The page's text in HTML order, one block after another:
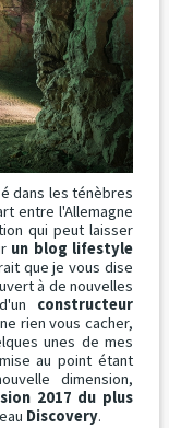
dans les ténèbres
entre l'Allemagne
qui peut laisser
un blog lifestyle
que je vous dise
à de nouvelles
constructeur
rien vous cacher,
unes de mes
au point étant
dimension,
2017 du plus
Discovery.